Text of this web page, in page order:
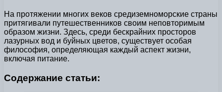
На протяжении многих веков средиземноморские страны
притягивали путешественников своим неповторимым
образом жизни. Здесь, среди бескрайних просторов
лазурных вод и буйных цветов, существует особая
философия, определяющая каждый аспект жизни,
включая питание.
Содержание статьи: